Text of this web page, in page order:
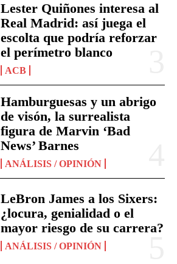
Lester Quiñones interesa al
Real Madrid: así juega el
escolta que podría reforzar
el perímetro blanco
ACB
Hamburguesas y un abrigo
de visón, la surrealista
figura de Marvin ‘Bad
News’ Barnes
ANÁLISIS / OPINIÓN
LeBron James a los Sixers:
¿locura, genialidad o el
mayor riesgo de su carrera?
ANÁLISIS / OPINIÓN